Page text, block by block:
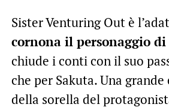
Sister Venturing Out è
cornona il personaggio di
chiude i conti con il suo
che per Sakuta. Una
della sorella del